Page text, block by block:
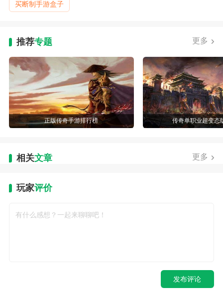
买断制手游盒子
推荐专题 更多
正版传奇手游排行榜 传奇单职业超变态
相关文章 更多
玩家评价
发布评论